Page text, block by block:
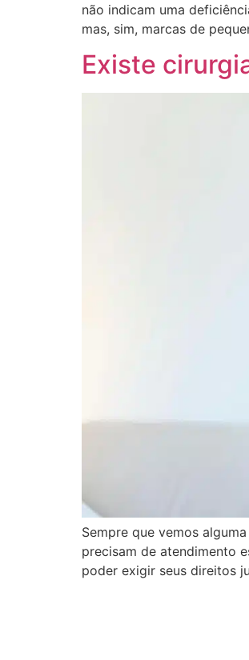
não indicam uma
mas, sim, marcas de
Existe
Sempre que vemos
precisam de atendimento
poder exigir seus direitos